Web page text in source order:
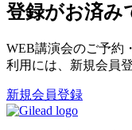
登録がお済み
WEB講演会のご予約
利用には、新規会員
新規会員登録